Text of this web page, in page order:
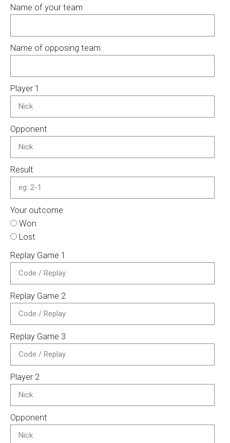
Name of your team
Name of opposing team
Player 1
Opponent
Result
Your outcome
Won
Lost
Replay Game 1
Replay Game 2
Replay Game 3
Player 2
Opponent